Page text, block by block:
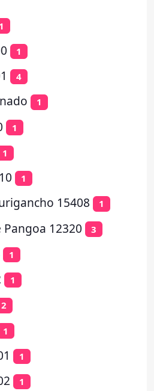
1
1
4
1
1
1
1
15408 1
12320 3
1
1
2
1
1
1